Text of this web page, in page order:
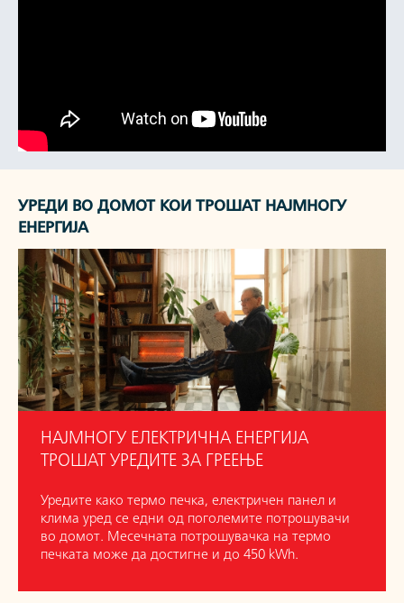
УРЕДИ ВО ДОМОТ КОИ ТРОШАТ НАЈМНОГУ
ЕНЕРГИЈА
НАЈМНОГУ ЕЛЕКТРИЧНА ЕНЕРГИЈА
ТРОШАТ УРЕДИТЕ ЗА ГРЕЕЊЕ
Уредите како термо печка, електричен панел и
клима уред се едни од поголемите потрошувачи
во домот. Месечната потрошувачка на термо
печката може да достигне и до 450 kWh.